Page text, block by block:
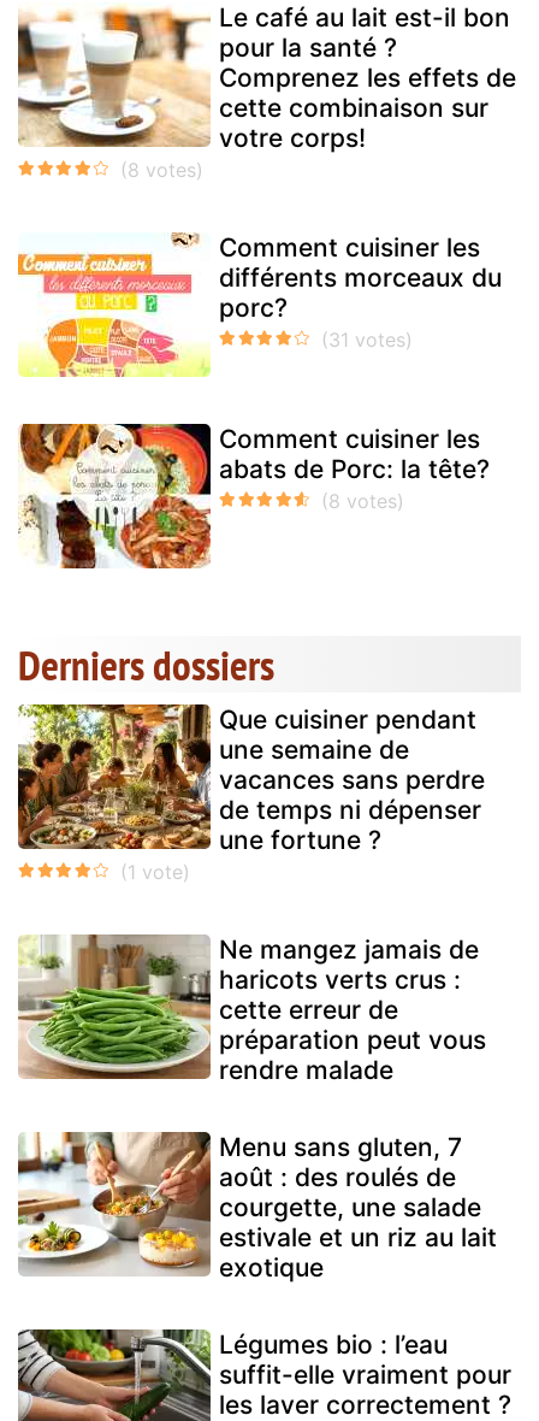
Le café au lait est-il bon
pour la santé ?
Comprenez les effets de
cette combinaison sur
votre corps!
Comment cuisiner les
différents morceaux du
porc?
Comment cuisiner les
abats de Porc: la tête?
Derniers dossiers
Que cuisiner pendant
une semaine de
vacances sans perdre
de temps ni dépenser
une fortune ?
Ne mangez jamais de
haricots verts crus :
cette erreur de
préparation peut vous
rendre malade
Menu sans gluten, 7
août : des roulés de
courgette, une salade
estivale et un riz au lait
exotique
Légumes bio : l’eau
suffit-elle vraiment pour
les laver correctement ?